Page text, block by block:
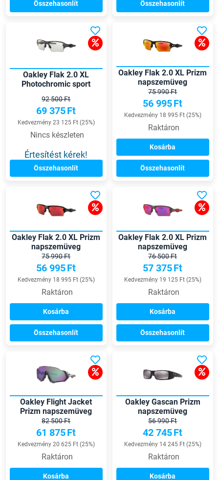
Összehasonlít Összehasonlít
Oakley Flak 2.0 XL
Photochromic sport
92 500 Ft
69 375Ft
Kedvezmény 23 125 Ft (25%)
Nincs készleten
Értesítést kérek!
Összehasonlít
Oakley Flak 2.0 XL Prizm
napszemüveg
75 990 Ft
56 995Ft
Kedvezmény 18 995 Ft (25%)
Raktáron
Kosárba
Összehasonlít
Oakley Flak 2.0 XL Prizm
napszemüveg
75 990 Ft
56 995Ft
Kedvezmény 18 995 Ft (25%)
Raktáron
Kosárba
Összehasonlít
Oakley Flak 2.0 XL Prizm
napszemüveg
76 500 Ft
57 375Ft
Kedvezmény 19 125 Ft (25%)
Raktáron
Kosárba
Összehasonlít
Oakley Flight Jacket
Prizm napszemüveg
82 500 Ft
61 875Ft
Kedvezmény 20 625 Ft (25%)
Raktáron
Kosárba
Oakley Gascan Prizm
napszemüveg
56 990 Ft
42 745Ft
Kedvezmény 14 245 Ft (25%)
Raktáron
Kosárba